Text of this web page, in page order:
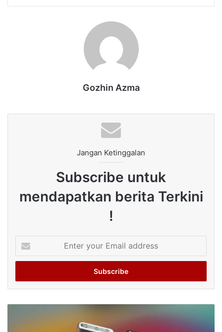
Gozhin Azma
Jangan Ketinggalan
Subscribe untuk
mendapatkan berita Terkini
!
your
Email